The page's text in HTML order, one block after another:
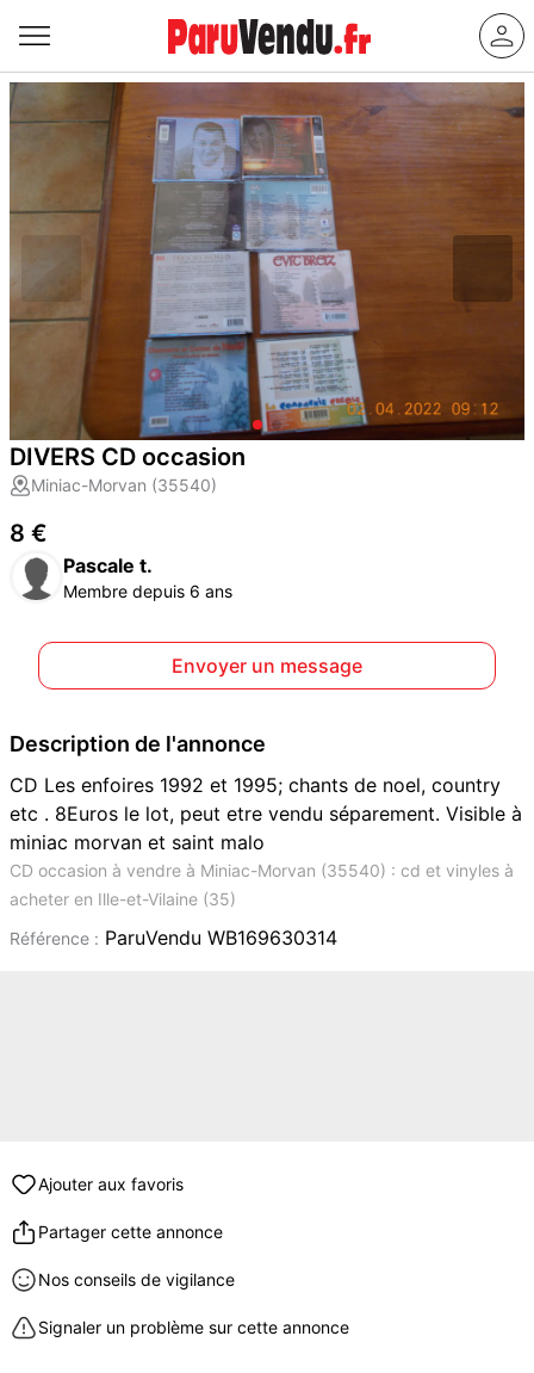
DIVERS CD occasion
Miniac-Morvan (35540)
8 €
Pascale t.
Membre depuis 6 ans
Envoyer un message
Description de l'annonce
CD Les enfoires 1992 et 1995; chants de noel, country
etc . 8Euros le lot, peut etre vendu séparement. Visible à
miniac morvan et saint malo
CD occasion à vendre à Miniac-Morvan (35540) : cd et vinyles à
acheter en Ille-et-Vilaine (35)
Référence : ParuVendu WB169630314
Ajouter aux favoris
Partager cette annonce
Nos conseils de vigilance
Signaler un problème sur cette annonce